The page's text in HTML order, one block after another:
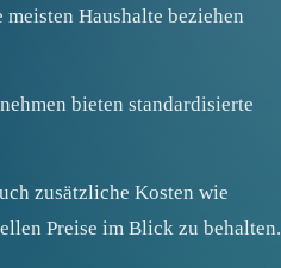
Haushalte beziehen
bieten standardisierte
zusätzliche Kosten wie
Preise im Blick zu behalten.